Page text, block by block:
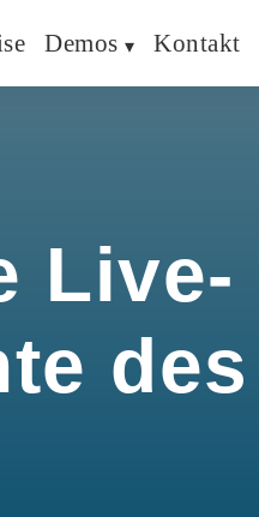
Demos Kontakt
Live-
des